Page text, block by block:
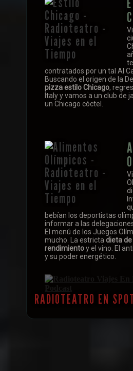
contratados por un tal Al
Buscando el origen de la
pizza estilo Chicago,
Italy y vamos a un club de
un Chicago cóctel.
bebían los deportistas
informar a las
El menú de los Juegos
mucho. La estrictadieta
rendimientoy el vino. El
y su poder energético.
RADIOTEATRO EN